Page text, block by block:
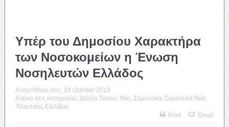
Υπέρ του Δημοσίου Χαρακτήρα
των Νοσοκομείων η Ένωση
Νοσηλευτών Ελλάδος
Αναρτήθηκε στις: 24 October 2019
Ανήκει στις κατηγορίες: Δελτία Τύπου Νέα Σημαντικά Σημαντικά Νέα
Τελευταίες Εξελίξεις
Print
Email